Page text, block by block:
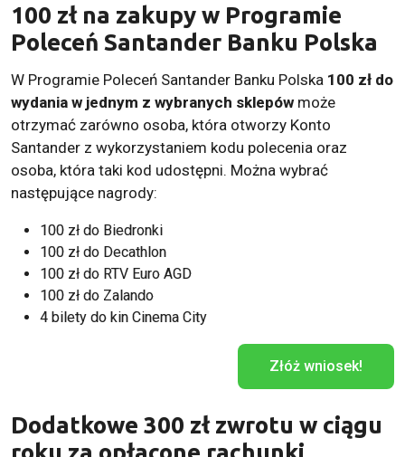
100 złna zakupy w Programie
Poleceń Santander Banku Polska
W Programie Poleceń Santander Banku Polska 100 zł do
wydania w jednym z wybranych sklepówmoże
otrzymać zarówno osoba, która otworzy Konto
Santander z wykorzystaniem kodu polecenia oraz
osoba, która taki kod udostępni. Można wybrać
następujące nagrody:
100 zł do Biedronki
100 zł do Decathlon
100 zł do RTV Euro AGD
100 zł do Zalando
4 bilety do kin Cinema City
Złóż wniosek!
Dodatkowe 300 zł zwrotu w ciągu